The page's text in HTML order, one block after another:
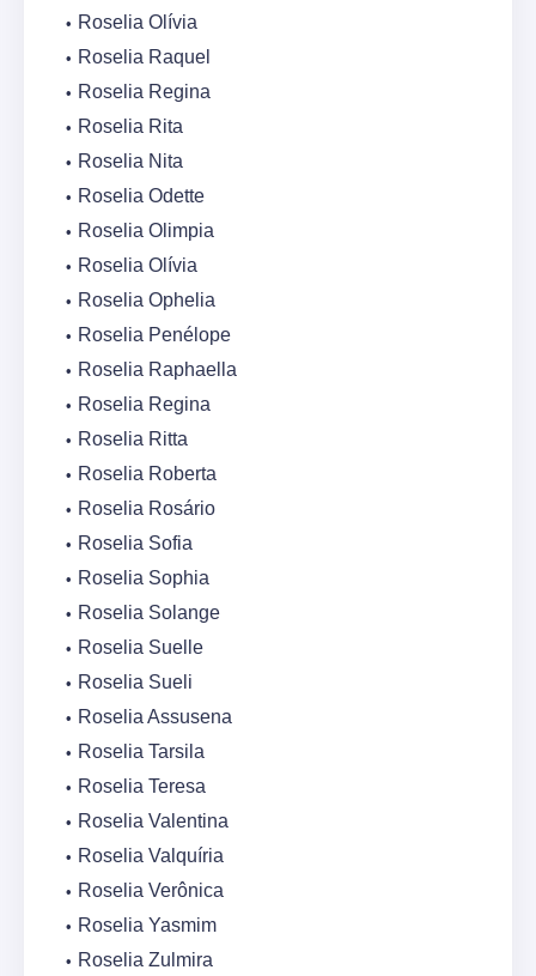
Roselia Olívia
Roselia Raquel
Roselia Regina
Roselia Rita
Roselia Nita
Roselia Odette
Roselia Olimpia
Roselia Olívia
Roselia Ophelia
Roselia Penélope
Roselia Raphaella
Roselia Regina
Roselia Ritta
Roselia Roberta
Roselia Rosário
Roselia Sofia
Roselia Sophia
Roselia Solange
Roselia Suelle
Roselia Sueli
Roselia Assusena
Roselia Tarsila
Roselia Teresa
Roselia Valentina
Roselia Valquíria
Roselia Verônica
Roselia Yasmim
Roselia Zulmira